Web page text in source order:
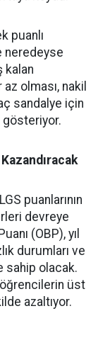
puanlı
neredeyse
kalan
olması, nakil
sandalye için
gösteriyor.
puanlarının
devreye
(OBP), yıl
durumları ve
sahip olacak.
üst
azaltıyor.